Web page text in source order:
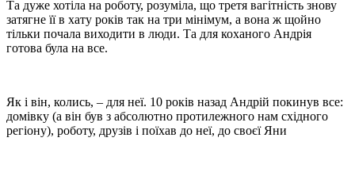
Та дуже хотіла на роботу, розуміла, що третя вaгітність знову
затягне її в хату років так на три мінімум, а вона ж щойно
тільки почала виходити в люди. Та для коханого Андрія
готова була на все.
Як і він, колись, – для неї. 10 років назад Андрій покинув все:
домівку (а він був з абсолютно протилежного нам східного
регіону), роботу, друзів і поїхав до неї, до своєї Яни